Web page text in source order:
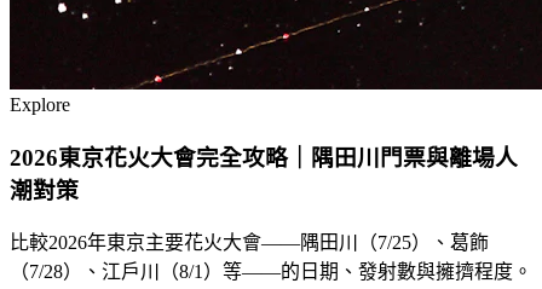
Explore
2026東京花火大會完全攻略｜隅田川門票與離場人
潮對策
比較2026年東京主要花火大會——隅田川（7/25）、葛飾
（7/28）、江戶川（8/1）等——的日期、發射數與擁擠程度。